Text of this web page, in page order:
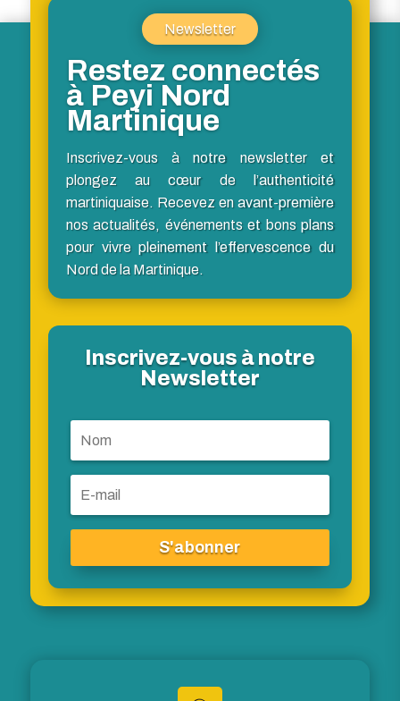
Newsletter
Restez connectés
à Peyi Nord
Martinique
Inscrivez-vous à notre newsletter et
plongez au cœur de l’authenticité
martiniquaise. Recevez en avant-première
nos actualités, événements et bons plans
pour vivre pleinement l’effervescence du
Nord de la Martinique.
Inscrivez-vous à notre
Newsletter
S'abonner